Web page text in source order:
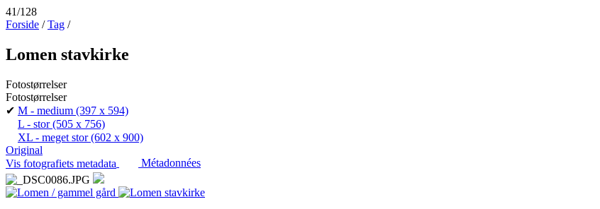
41/128
Forside /Tag /
Lomen stavkirke
Fotostørrelser
Fotostørrelser
✔ M - medium (397 x 594)
L - stor(505 x 756)
XL - meget stor(602 x 900)
Original
Vis fotografiets metadata
Métadonnées